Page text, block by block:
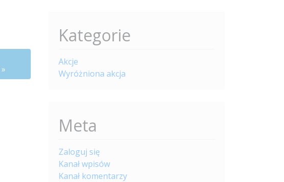
Kategorie
Akcje
Wyróżniona akcja
Meta
Zaloguj się
Kanał wpisów
Kanał komentarzy